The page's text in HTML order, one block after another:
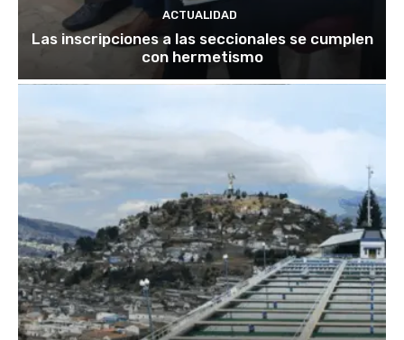
ACTUALIDAD
Las inscripciones a las seccionales se cumplen
con hermetismo